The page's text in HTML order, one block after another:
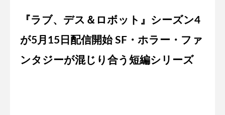
『ラブ、デス＆ロボット』シーズン4
が5月15日配信開始 SF・ホラー・ファ
ンタジーが混じり合う短編シリーズ